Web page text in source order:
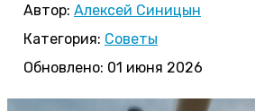
Автор: Алексей Синицын
Категория: Советы
Обновлено: 01 июня 2026